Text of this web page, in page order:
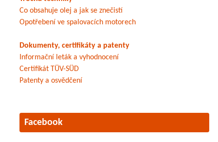
Co obsahuje olej a jak se znečistí
Opotřebení ve spalovacích motorech
Dokumenty, certifikáty a patenty
Informační leták a vyhodnocení
Certifikát TÜV-SÜD
Patenty a osvědčení
Facebook